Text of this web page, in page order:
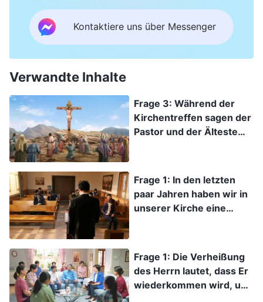
Kontaktiere uns über Messenger
Verwandte Inhalte
Frage 3: Während der
Kirchentreffen sagen der
Pastor und der Älteste
vollbracht“ gesagt hat,
beweist, dass das Werk
der Rettung der
Menschheit vollbracht
den Herrn Jesus und die
Beichte unserer Sünden
vor Ihm unsere Sünden
Frage 1: In den letzten
paar Jahren haben wir in
unserer Kirche eine
haben das Vertrauen und
die Liebe verloren, die wir
zu Beginn hatten und sind
schwächer und negativer
Frage 1: Die Verheißung
des Herrn lautet, dass Er
wiederkommen wird, um